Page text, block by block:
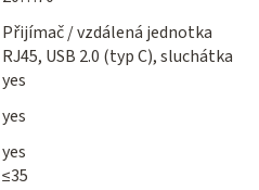
Přijímač / vzdálená jednotka
RJ45, USB 2.0 (typ C), sluchátka
yes
yes
yes
≤35